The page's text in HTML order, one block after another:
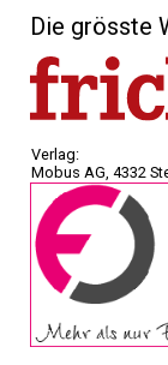
Die grösste
Verlag:
Mobus AG, 4332